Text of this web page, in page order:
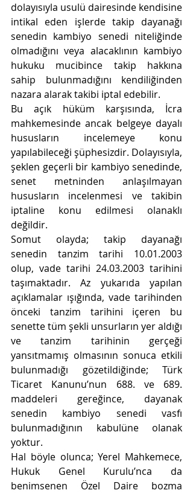
dolayısıyla usulü dairesinde kendisine
intikal eden işlerde takip dayanağı
senedin kambiyo senedi niteliğinde
olmadığını veya alacaklının kambiyo
hukuku mucibince takip hakkına
sahip bulunmadığını kendiliğinden
nazara alarak takibi iptal edebilir.
Bu açık hüküm karşısında, İcra
mahkemesinde ancak belgeye dayalı
hususların incelemeye konu
yapılabileceği şüphesizdir. Dolayısıyla,
şeklen geçerli bir kambiyo senedinde,
senet metninden anlaşılmayan
hususların incelenmesi ve takibin
iptaline konu edilmesi olanaklı
değildir.
Somut olayda; takip dayanağı
senedin tanzim tarihi 10.01.2003
olup, vade tarihi 24.03.2003 tarihini
taşımaktadır. Az yukarıda yapılan
açıklamalar ışığında, vade tarihinden
önceki tanzim tarihini içeren bu
senette tüm şekli unsurların yer aldığı
ve tanzim tarihinin gerçeği
yansıtmamış olmasının sonuca etkili
bulunmadığı gözetildiğinde; Türk
Ticaret Kanunu’nun 688. ve 689.
maddeleri gereğince, dayanak
senedin kambiyo senedi vasfı
bulunmadığının kabulüne olanak
yoktur.
Hal böyle olunca; Yerel Mahkemece,
Hukuk Genel Kurulu’nca da
benimsenen Özel Daire bozma